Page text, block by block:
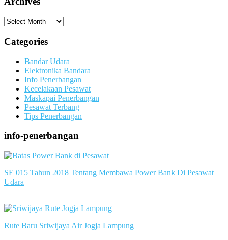
Archives
Categories
Bandar Udara
Elektronika Bandara
Info Penerbangan
Kecelakaan Pesawat
Maskapai Penerbangan
Pesawat Terbang
Tips Penerbangan
info-penerbangan
SE 015 Tahun 2018 Tentang Membawa Power Bank Di Pesawat
Udara
Rute Baru Sriwijaya Air Jogja Lampung